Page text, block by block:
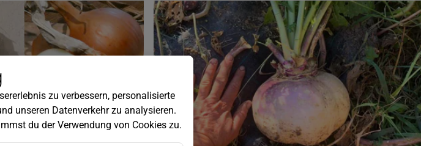
zu verbessern, personalisierte
unseren Datenverkehr zu analysieren.
du der Verwendung von Cookies zu.